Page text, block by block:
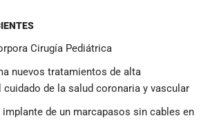
Cirugía Pediátrica
nuevos tratamientos de alta
de la salud coronaria y vascular
de un marcapasos sin cables en